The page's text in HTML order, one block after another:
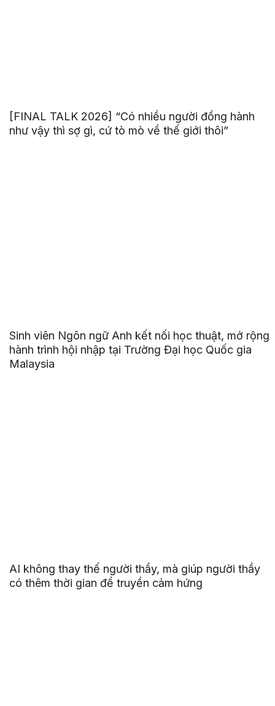
[FINAL TALK 2026] “Có nhiều người đồng hành
như vậy thì sợ gì, cứ tò mò về thế giới thôi”
Sinh viên Ngôn ngữ Anh kết nối học thuật, mở rộng
hành trình hội nhập tại Trường Đại học Quốc gia
Malaysia
AI không thay thế người thầy, mà giúp người thầy
có thêm thời gian để truyền cảm hứng